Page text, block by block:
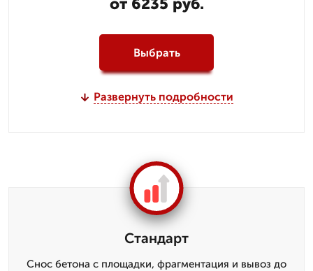
от 6235 руб.
Выбрать
Развернуть подробности
Стандарт
Снос бетона с площадки, фрагментация и вывоз до